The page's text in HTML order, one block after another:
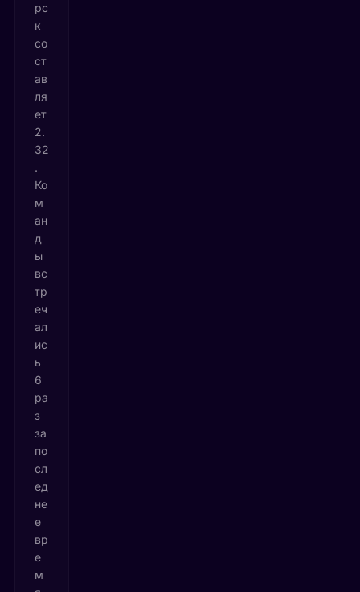
рс
к
со
ст
ав
ля
ет
2.
32
.
Ко
м
ан
д
ы
вс
тр
еч
ал
ис
ь
6
ра
з
за
по
сл
ед
не
е
вр
е
м